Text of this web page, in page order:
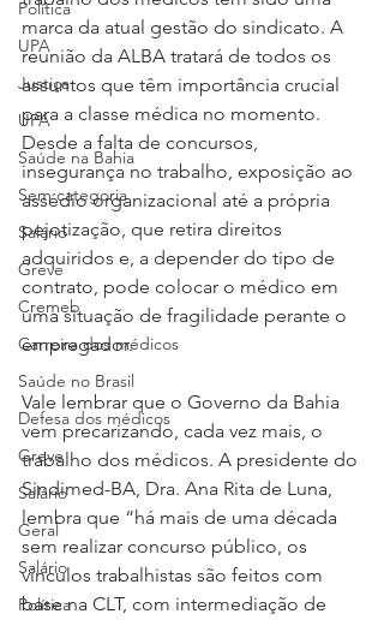
Política
UPA
Justiça
UPA
Saúde na Bahia
Sem categoria
Salário
Greve
Cremeb
Carreira dos médicos
Saúde no Brasil
Defesa dos médicos
Greve
Salário
Geral
Salário
Política
marca da atual gestão do sindicato. A
reunião da ALBA tratará de todos os
assuntos que têm importância crucial
para a classe médica no momento.
Desde a falta de concursos,
insegurança no trabalho, exposição ao
assédio organizacional até a própria
pejotização, que retira direitos
adquiridos e, a depender do tipo de
contrato, pode colocar o médico em
uma situação de fragilidade perante o
empregador.
Vale lembrar que o Governo da Bahia
vem precarizando, cada vez mais, o
trabalho dos médicos. A presidente do
Sindimed-BA, Dra. Ana Rita de Luna,
lembra que “há mais de uma década
sem realizar concurso público, os
vínculos trabalhistas são feitos com
base na CLT, com intermediação de